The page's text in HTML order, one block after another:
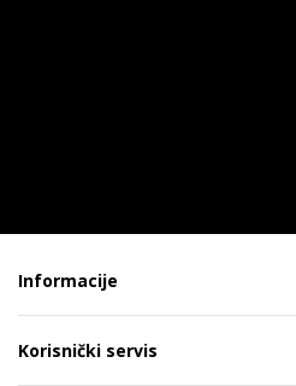
Informacije
Korisnički servis